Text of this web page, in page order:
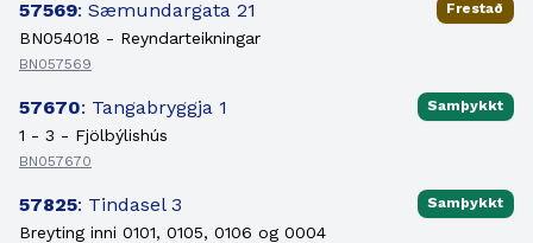
57569: Sæmundargata 21
BN054018 - Reyndarteikningar
BN057569
Frestað
57670: Tangabryggja 1
1 - 3 - Fjölbýlishús
BN057670
Samþykkt
57825: Tindasel 3
Breyting inni 0101, 0105, 0106 og 0004
Samþykkt